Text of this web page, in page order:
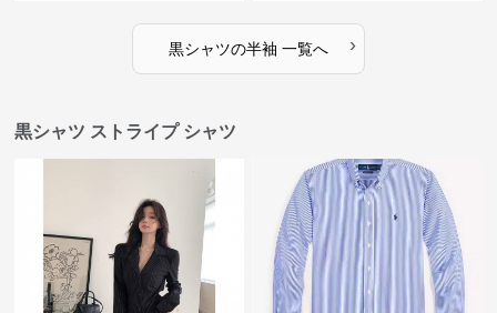
黒シャツの半袖 一覧へ ›
黒シャツ ストライプ シャツ